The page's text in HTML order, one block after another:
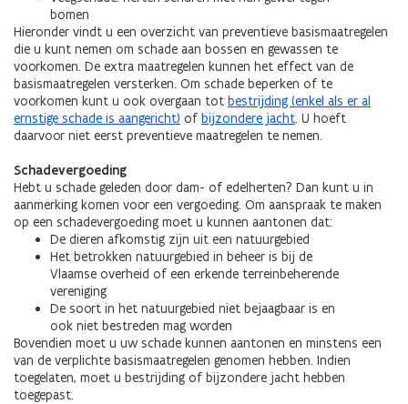
bomen
Hieronder vindt u een overzicht van preventieve basismaatregelen
die u kunt nemen om schade aan bossen en gewassen te
voorkomen. De extra maatregelen kunnen het effect van de
basismaatregelen versterken. Om schade beperken of te
voorkomen kunt u ook overgaan tot bestrijding (enkel als er al
ernstige schade is aangericht) of bijzondere jacht. U hoeft
daarvoor niet eerst preventieve maatregelen te nemen.
Schadevergoeding
Hebt u schade geleden door dam- of edelherten? Dan kunt u in
aanmerking komen voor een vergoeding. Om aanspraak te maken
op een schadevergoeding moet u kunnen aantonen dat:
De dieren afkomstig zijn uit een natuurgebied
Het betrokken natuurgebied in beheer is bij de
Vlaamse overheid of een erkende terreinbeherende
vereniging
De soort in het natuurgebied niet bejaagbaar is en
ook niet bestreden mag worden
Bovendien moet u uw schade kunnen aantonen en minstens een
van de verplichte basismaatregelen genomen hebben. Indien
toegelaten, moet u bestrijding of bijzondere jacht hebben
toegepast.